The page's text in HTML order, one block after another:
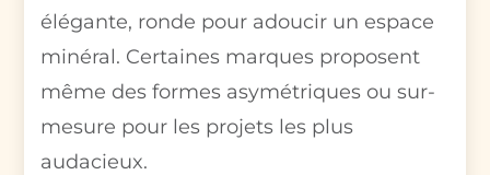
élégante, ronde pour adoucir un espace
minéral. Certaines marques proposent
même des formes asymétriques ou sur-
mesure pour les projets les plus
audacieux.